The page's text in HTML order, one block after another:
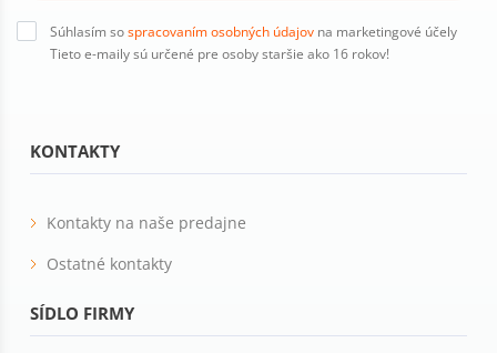
KONTAKTY
Kontakty na naše predajne
Ostatné kontakty
SÍDLO FIRMY
Súhlasím sospracovaním osobných údajov na marketingové účely
Tieto e-maily sú určené pre osoby staršie ako 16 rokov!